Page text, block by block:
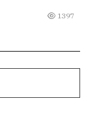
1397